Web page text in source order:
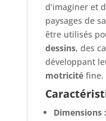
d’imaginer et
paysages de
être utilisés
dessins, des
développant
motricitéfine.
Dimensions :